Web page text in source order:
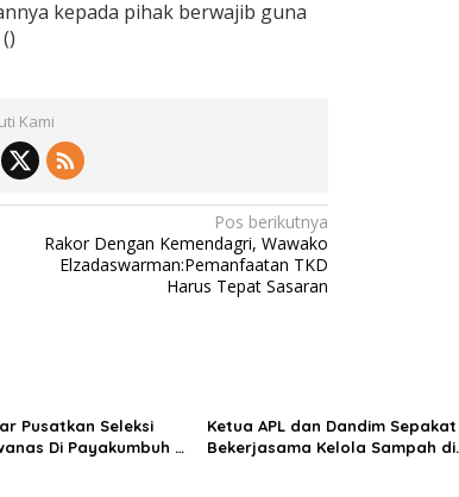
kepada pihak berwajib guna
Kami
Pos berikutnya
Rakor Dengan Kemendagri, Wawako
Elzadaswarman:Pemanfaatan TKD
Harus Tepat Sasaran
Pusatkan Seleksi
Di Payakumbuh –
Ketua APL dan Dandim Sepakat
Bekerjasama Kelola Sampah di